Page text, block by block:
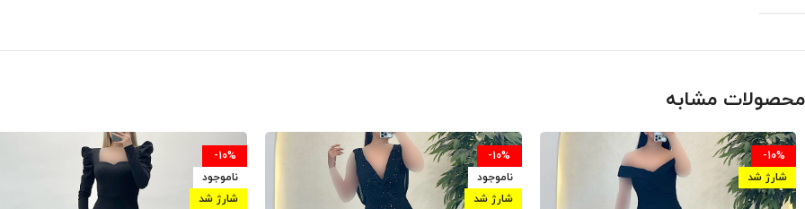
محصولات مشابه
-10%
شارژ شد
-10%
ناموجود
شارژ شد
-10%
ناموجود
شارژ شد